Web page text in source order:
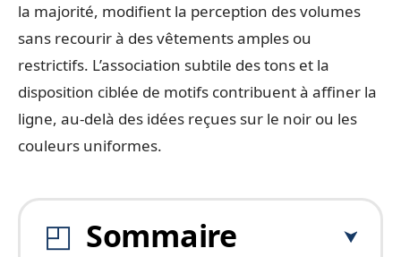
la majorité, modifient la perception des volumes
sans recourir à des vêtements amples ou
restrictifs. L’association subtile des tons et la
disposition ciblée de motifs contribuent à affiner la
ligne, au-delà des idées reçues sur le noir ou les
couleurs uniformes.
Sommaire